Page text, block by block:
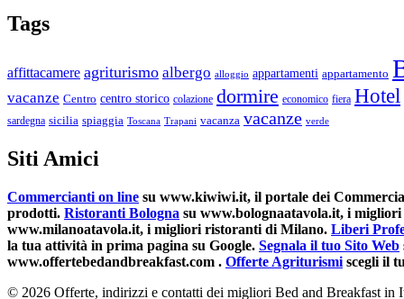
Tags
affittacamere agriturismo albergo alloggio appartamenti appartamento
vacanze Centro centro storico colazione dormire economico fiera Hotel
sardegna sicilia spiaggia Toscana Trapani vacanza vacanze verde
Siti Amici
Commercianti on line su www.kiwiwi.it, il portale dei
prodotti. Ristoranti Bologna su www.bolognaatavola.it, i
www.milanoatavola.it, i migliori ristoranti di Milano. Liberi
la tua attività in prima pagina su Google. Segnala il tuo Sito Web
www.offertebedandbreakfast.com . Offerte Agriturismi scegli il
© 2026 Offerte, indirizzi e contatti dei migliori Bed and Breakfast in